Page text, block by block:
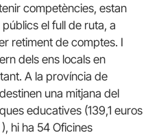
competències, estan
el full de ruta, a
retiment de comptes. I
dels ens locals en
A la província de
una mitjana del
educatives (139,1 euros
hi ha 54 Oficines